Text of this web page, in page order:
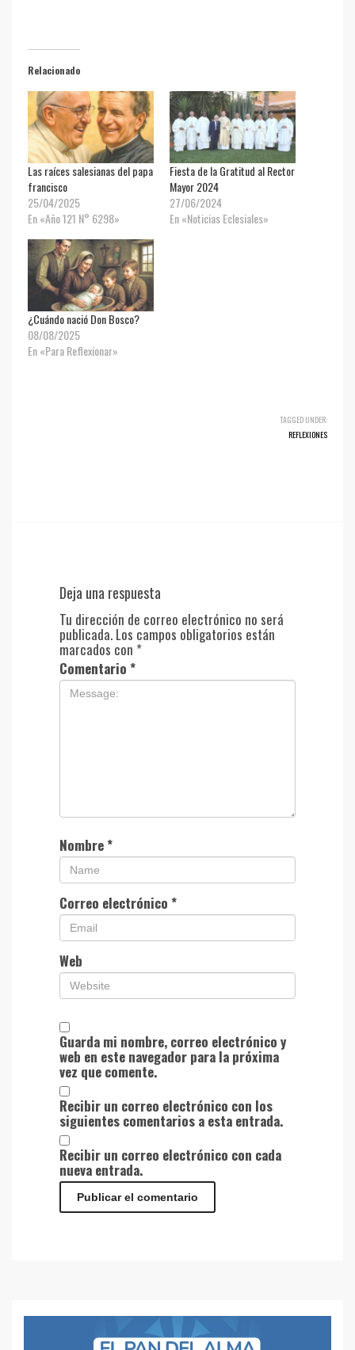
Relacionado
Las raíces salesianas del papa
francisco
25/04/2025
En «Año 121 N° 6298»
Fiesta de la Gratitud al Rector
Mayor 2024
27/06/2024
En «Noticias Eclesiales»
¿Cuándo nació Don Bosco?
08/08/2025
En «Para Reflexionar»
TAGGED UNDER:
REFLEXIONES
Deja una respuesta
Tu dirección de correo electrónico no será
publicada. Los campos obligatorios están
marcados con *
Comentario *
Nombre*
Correo electrónico *
Web
Guarda mi nombre, correo electrónico y
web en este navegador para la próxima
vez que comente.
Recibir un correo electrónico con los
siguientes comentarios a esta entrada.
Recibir un correo electrónico con cada
nueva entrada.